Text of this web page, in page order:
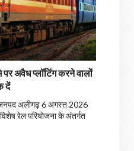
पर अवैध प्लॉटिंग करने वालों
दें
जनपद अलीगढ़ 6 अगस्त 2026
रेल परियोजना के अंतर्गत